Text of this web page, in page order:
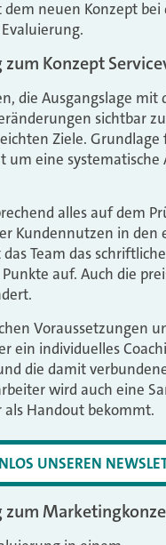
dem neuen Konzept
Konzept
die Ausgangslage
sichtbar
Ziele.
um eine
alles auf dem
Kundennutzen in
Team das
auf. Auch die
Voraussetzungen
ein individuelles
die damit
wird auch eine
Handout bekommt.
UNSEREN
zum